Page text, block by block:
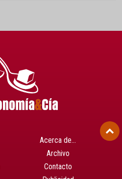
Acerca de…
Archivo
Contacto